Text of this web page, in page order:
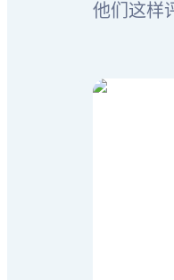
他们这样